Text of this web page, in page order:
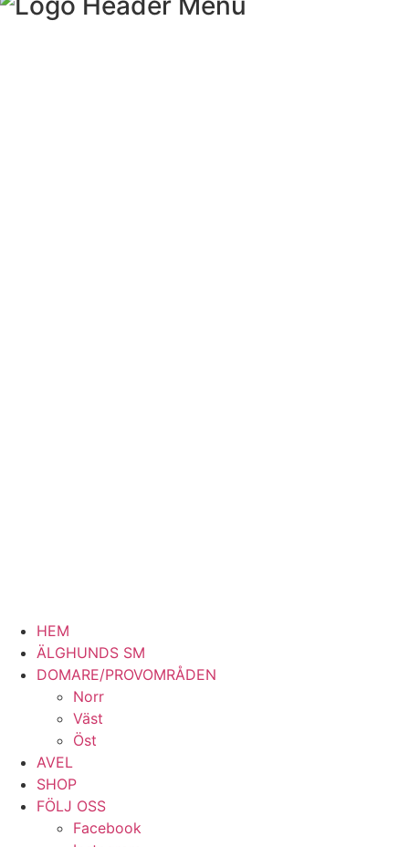
HEM
ÄLGHUNDS SM
DOMARE/PROVOMRÅDEN
Norr
Väst
Öst
AVEL
SHOP
FÖLJ OSS
Facebook